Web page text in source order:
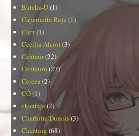
Butcha-U(1)
Caperucita Roja (1)
Carn (1)
Cecilia Alcott (3)
Centaur(22)
Centauro (27)
Cereza (2)
CG(1)
chantaje(2)
Charlotte Dunois(3)
Cheating (68)